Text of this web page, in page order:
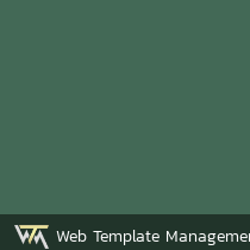
ปฏิบัติการ นำ
Web Template